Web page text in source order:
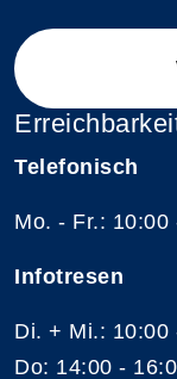
Telefonisch
Mo. - Fr.: 10:00
Infotresen
Di. + Mi.: 10:00
Do: 14:00 -